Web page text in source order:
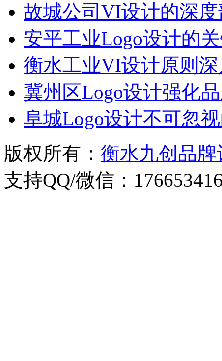
故城公司VI设计的深
安平工业Logo设计的
衡水工业VI设计原则
冀州区Logo设计强化
阜城Logo设计不可忽
版权所有： 衡水九创品
支持QQ/微信：